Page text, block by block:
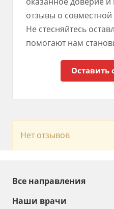
отзывы о совместной
Не стесняйтесь
помогают нам
Оставить
Нет отзывов
Все направления
Наши врачи